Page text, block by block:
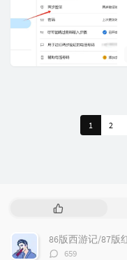
1 2
热
文
章
评
659